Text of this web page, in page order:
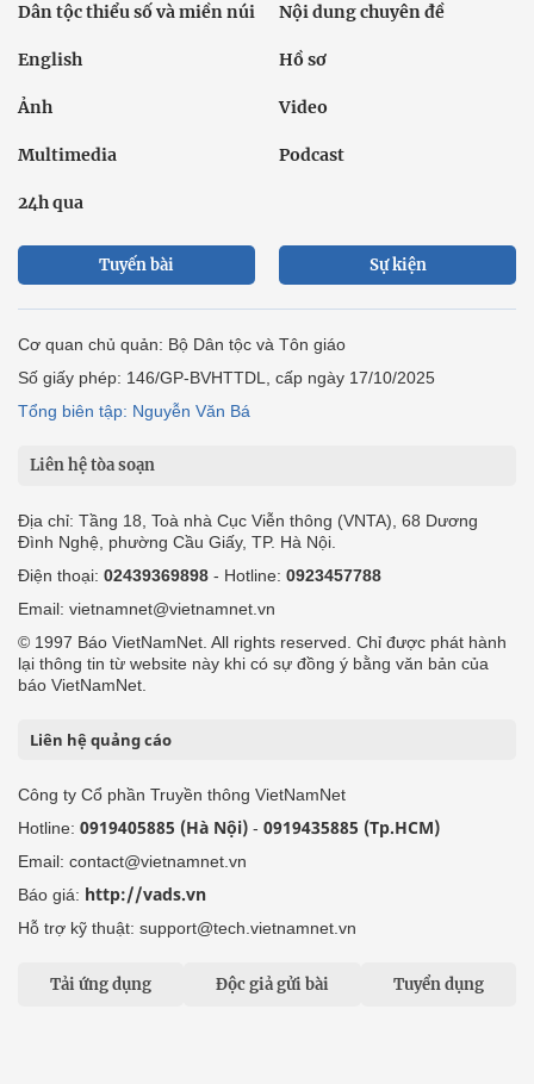
Dân tộc thiểu số và miền núi Nội dung chuyên đề
English Hồ sơ
Ảnh Video
Multimedia Podcast
24h qua
Tuyến bài Sự kiện
Cơ quan chủ quản: Bộ Dân tộc và Tôn giáo
Số giấy phép: 146/GP-BVHTTDL, cấp ngày 17/10/2025
Tổng biên tập: Nguyễn Văn Bá
Liên hệ tòa soạn
Địa chỉ: Tầng 18, Toà nhà Cục Viễn thông (VNTA), 68 Dương
Đình Nghệ, phường Cầu Giấy, TP. Hà Nội.
Điện thoại: 02439369898 - Hotline: 0923457788
Email: vietnamnet@vietnamnet.vn
© 1997 Báo VietNamNet. All rights reserved. Chỉ được phát hành
lại thông tin từ website này khi có sự đồng ý bằng văn bản của
báo VietNamNet.
Liên hệ quảng cáo
Công ty Cổ phần Truyền thông VietNamNet
Hotline: 0919405885 (Hà Nội) - 0919435885 (Tp.HCM)
Email: contact@vietnamnet.vn
Báo giá: http://vads.vn
Hỗ trợ kỹ thuật: support@tech.vietnamnet.vn
Tải ứng dụng Độc giả gửi bài Tuyển dụng